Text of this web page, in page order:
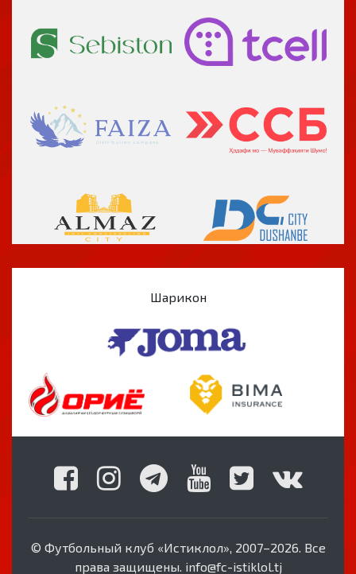
Шарикон
© Футбольный клуб «Истиклол», 2007–2026. Все
права защищены. info@fc-istiklol.tj